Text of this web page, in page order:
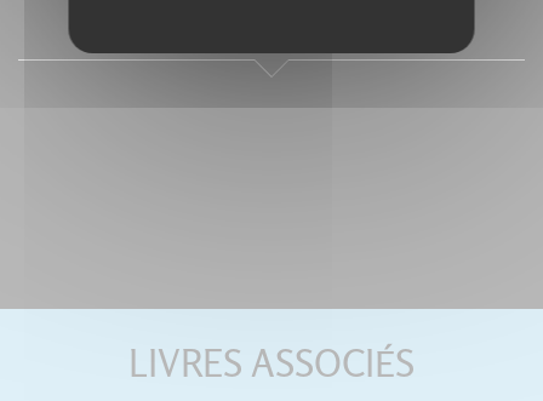
LIVRES ASSOCIÉS